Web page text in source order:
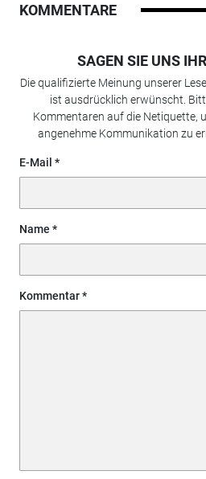
KOMMENTARE
SAGEN SIE UNS
Die qualifizierte Meinung unserer
ist ausdrücklich erwünscht.
Kommentaren auf die Netiquette,
angenehme Kommunikation zu
E-Mail
Name
Kommentar